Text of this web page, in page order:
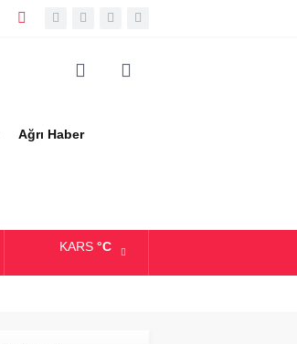
Ağrı Haber
KARS °C